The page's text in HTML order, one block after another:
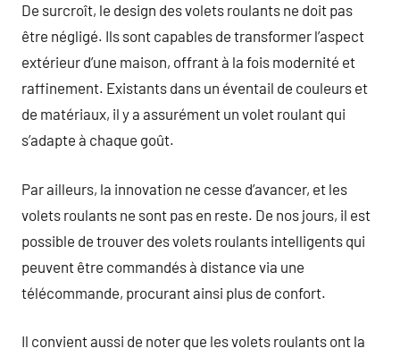
De surcroît, le design des volets roulants ne doit pas
être négligé. Ils sont capables de transformer l’aspect
extérieur d’une maison, offrant à la fois modernité et
raffinement. Existants dans un éventail de couleurs et
de matériaux, il y a assurément un volet roulant qui
s’adapte à chaque goût.
Par ailleurs, la innovation ne cesse d’avancer, et les
volets roulants ne sont pas en reste. De nos jours, il est
possible de trouver des volets roulants intelligents qui
peuvent être commandés à distance via une
télécommande, procurant ainsi plus de confort.
Il convient aussi de noter que les volets roulants ont la